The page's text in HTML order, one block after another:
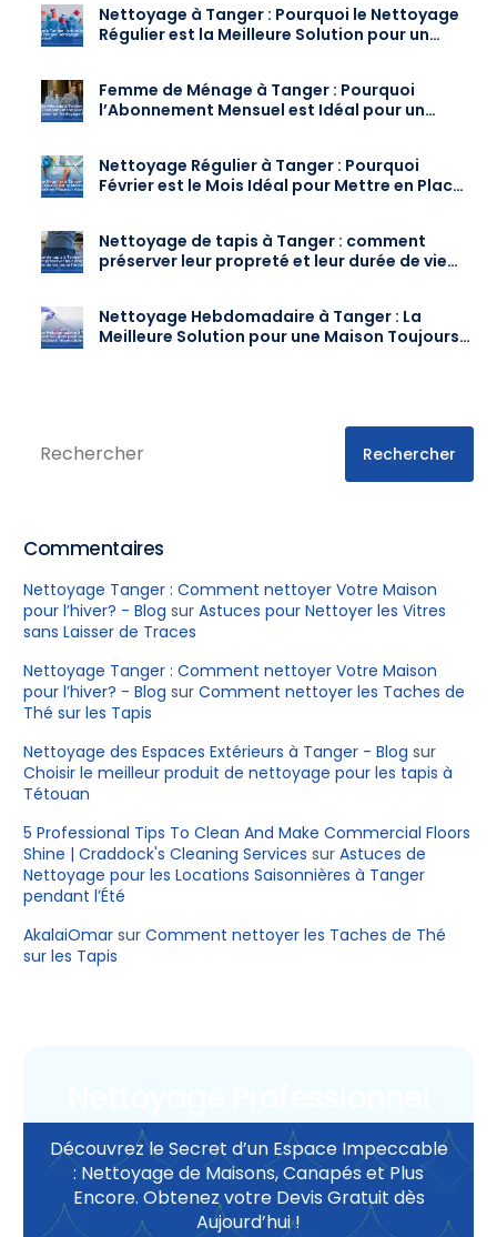
Nettoyage à Tanger : Pourquoi le Nettoyage
Régulier est la Meilleure Solution pour un
Femme de Ménage à Tanger : Pourquoi
l’Abonnement Mensuel est Idéal pour un
Nettoyage Régulier à Tanger : Pourquoi
Février est le Mois Idéal pour Mettre en Place
Nettoyage de tapis à Tanger : comment
préserver leur propreté et leur durée de vie
Nettoyage Hebdomadaire à Tanger : La
Meilleure Solution pour une Maison Toujours
Rechercher
Commentaires
Nettoyage Tanger : Comment nettoyer Votre Maison
pour l’hiver? - Blog surAstuces pour Nettoyer les Vitres
sans Laisser de Traces
Nettoyage Tanger : Comment nettoyer Votre Maison
pour l’hiver? - Blog surComment nettoyer les Taches de
Thé sur les Tapis
Nettoyage des Espaces Extérieurs à Tanger - Blog sur
Choisir le meilleur produit de nettoyage pour les tapis à
Tétouan
5 Professional Tips To Clean And Make Commercial Floors
Shine | Craddock's Cleaning Services surAstuces de
Nettoyage pour les Locations Saisonnières à Tanger
pendant l’Été
AkalaiOmar surComment nettoyer les Taches de Thé
sur les Tapis
Découvrez le Secret d’un Espace Impeccable
: Nettoyage de Maisons, Canapés et Plus
Encore. Obtenez votre Devis Gratuit dès
Aujourd’hui !